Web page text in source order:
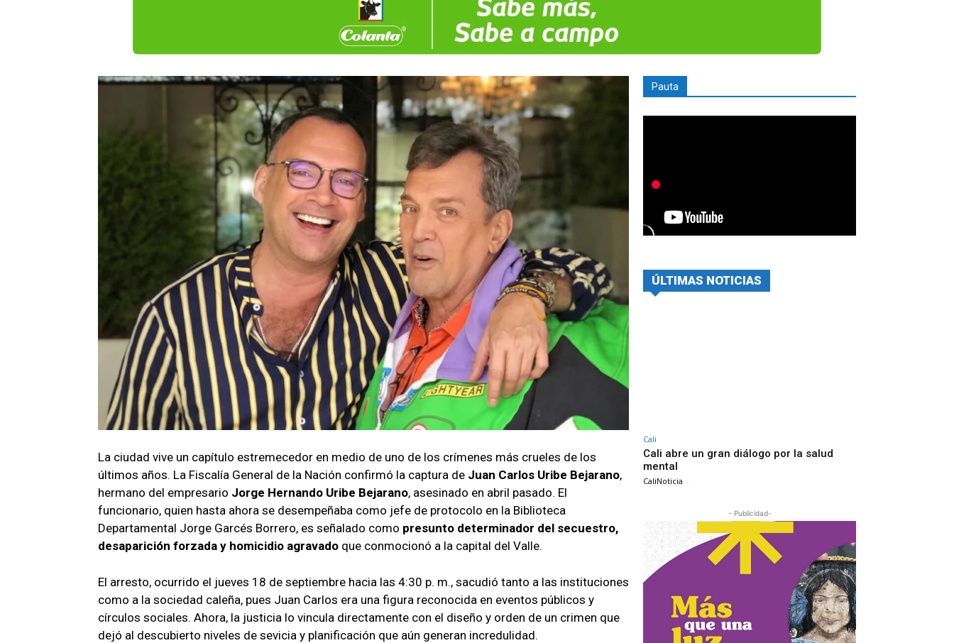
La ciudad vive un capítulo estremecedor en medio de uno de los crímenes más crueles de los
últimos años. La Fiscalía General de la Nación confirmó la captura de Juan Carlos Uribe Bejarano,
hermano del empresario Jorge Hernando Uribe Bejarano, asesinado en abril pasado. El
funcionario, quien hasta ahora se desempeñaba como jefe de protocolo en la Biblioteca
Departamental Jorge Garcés Borrero, es señalado como presunto determinador del secuestro,
desaparición forzada y homicidio agravado que conmocionó a la capital del Valle.
El arresto, ocurrido el jueves 18 de septiembre hacia las 4:30 p. m., sacudió tanto a las instituciones
como a la sociedad caleña, pues Juan Carlos era una figura reconocida en eventos públicos y
círculos sociales. Ahora, la justicia lo vincula directamente con el diseño y orden de un crimen que
dejó al descubierto niveles de sevicia y planificación que aún generan incredulidad.
Pauta
ÚLTIMAS NOTICIAS
Cali
Cali abre un gran diálogo por la salud
mental
CaliNoticia -
- Publicidad-